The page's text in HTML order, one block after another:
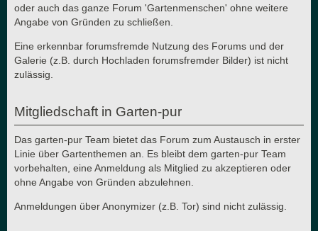
oder auch das ganze Forum 'Gartenmenschen' ohne weitere
Angabe von Gründen zu schließen.
Eine erkennbar forumsfremde Nutzung des Forums und der
Galerie (z.B. durch Hochladen forumsfremder Bilder) ist nicht
zulässig.
Mitgliedschaft in Garten-pur
Das garten-pur Team bietet das Forum zum Austausch in erster
Linie über Gartenthemen an. Es bleibt dem garten-pur Team
vorbehalten, eine Anmeldung als Mitglied zu akzeptieren oder
ohne Angabe von Gründen abzulehnen.
Anmeldungen über Anonymizer (z.B. Tor) sind nicht zulässig.